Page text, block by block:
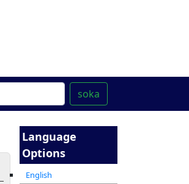
soka
Language
Options
English